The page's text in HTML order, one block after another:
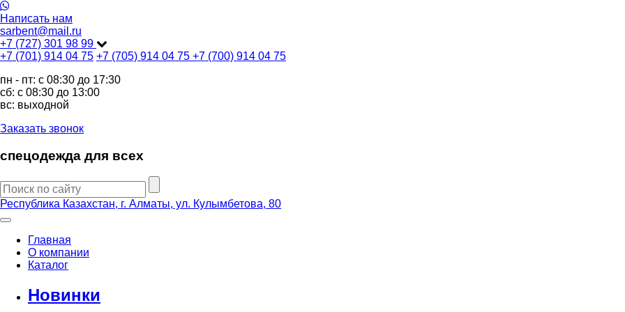
Написать нам
sarbent@mail.ru
+7 (727) 301 98 99
+7 (701) 914 04 75 +7 (705) 914 04 75 +7 (700) 914 04 75
пн - пт: c 08:30 до 17:30
сб: c 08:30 до 13:00
вс: выходной
Заказать звонок
спецодежда для всех
Республика Казахстан, г. Алматы, ул. Кулымбетова, 80
Главная
О компании
Каталог
Новинки